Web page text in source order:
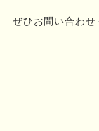
ぜひお問い合わせ